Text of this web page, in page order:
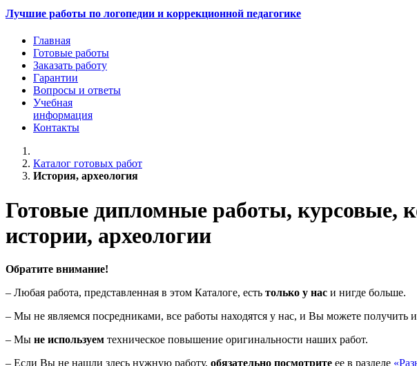
Лучшие работы по логопедии и коррекционной педагогике
Главная
Готовые работы
Заказать работу
Гарантии
Вопросы и ответы
Учебная
информация
Контакты
Каталог готовых работ
История, археология
Готовые дипломные работы, курсовые,
истории, археологии
Обратите внимание!
– Любая работа, представленная в этом Каталоге, есть только у нас и нигде больше.
– Мы не являемся посредниками, все работы находятся у нас, и Вы можете получить
– Мы не используем техническое повышение оригинальности наших работ.
– Если Вы не нашли здесь нужную работу, обязательно посмотрите ее в разделе